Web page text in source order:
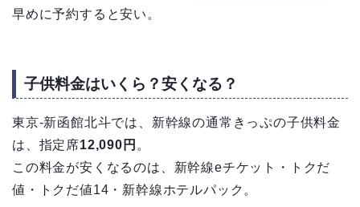
早めに予約すると安い。
子供料金はいくら？安くなる？
東京-新函館北斗では、新幹線の通常きっぷの子供料金
は、指定席12,090円 。
この料金が安くなるのは、新幹線eチケット・トクだ
値・トクだ値14・新幹線ホテルパック。